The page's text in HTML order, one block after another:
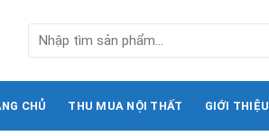
kiếm:
CHỦ THU MUA NỘI THẤT GIỚI THIỆU